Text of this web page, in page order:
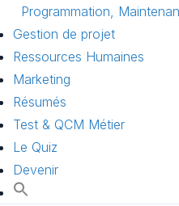
Programmation,
Gestion de projet
Ressources Humaines
Marketing
Résumés
Test & QCM Métier
Le Quiz
Devenir